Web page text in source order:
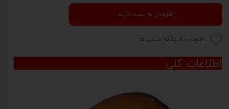
افزودن به سبد خرید
افزودن به علاقه مندی ها
اطلاعات کلی